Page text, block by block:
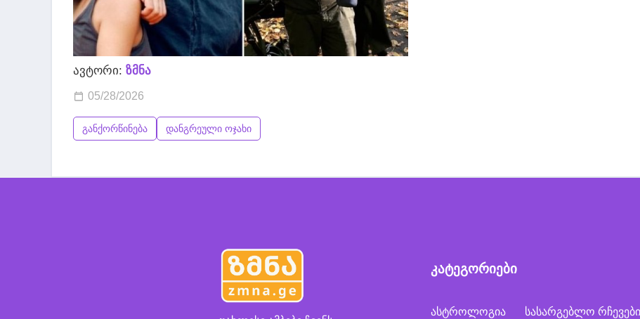
ავტორი: ზმნა
05/28/2026
განქორწინება დანგრეული ოჯახი
კატეგორიები
ასტროლოგია სასარგებლო რჩევები